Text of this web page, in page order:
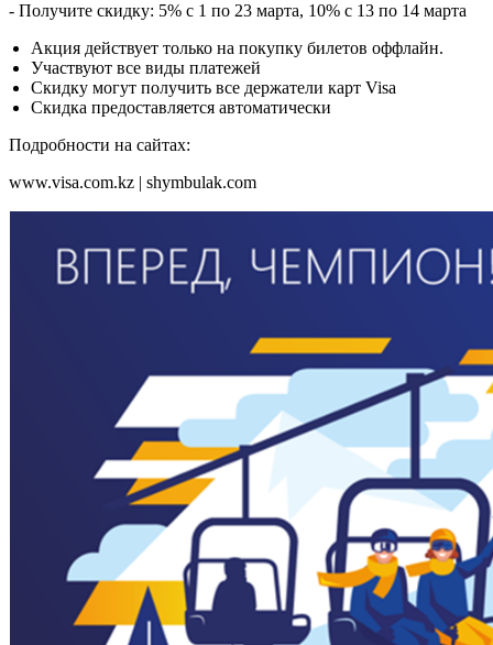
- Получите скидку: 5% с 1 по 23 марта, 10% с 13 по 14 марта
Акция действует только на покупку билетов оффлайн.
Участвуют все виды платежей
Скидку могут получить все держатели карт Visa
Скидка предоставляется автоматически
Подробности на сайтах:
www.visa.com.kz | shymbulak.com